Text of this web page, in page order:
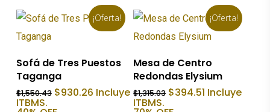
¡Oferta!
Añadir Al Carrito
Sofá de Tres Puestos
Taganga
$1,550.43 El
$930.26El
precio
Incluye
ITBMS.
¡Oferta!
Añadir Al Carrito
Mesa de Centro
Redondas Elysium
$1,315.03 El
$394.51 El
precio
Incluye
ITBMS.